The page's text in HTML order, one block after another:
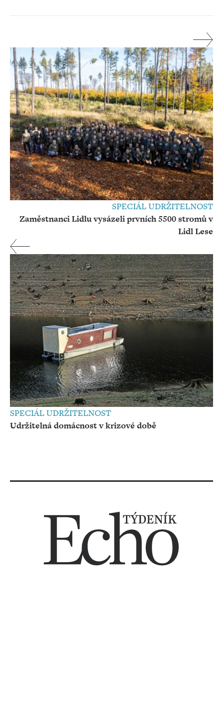
SPECIÁL UDRŽITELNOST
Zaměstnanci Lidlu vysázeli prvních 5500 stromů v
Lidl Lese
SPECIÁL UDRŽITELNOST
Udržitelná domácnost v krizové době